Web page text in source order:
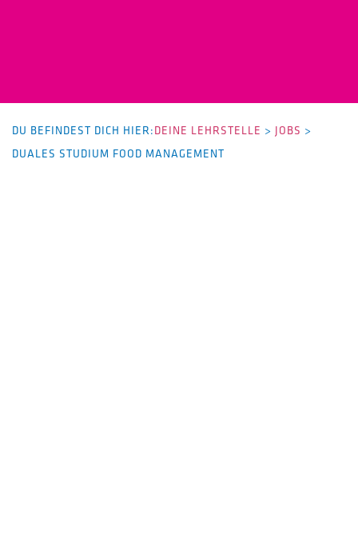
DU BEFINDEST DICH HIER:DEINE LEHRSTELLE > JOBS >
DUALES STUDIUM FOOD MANAGEMENT